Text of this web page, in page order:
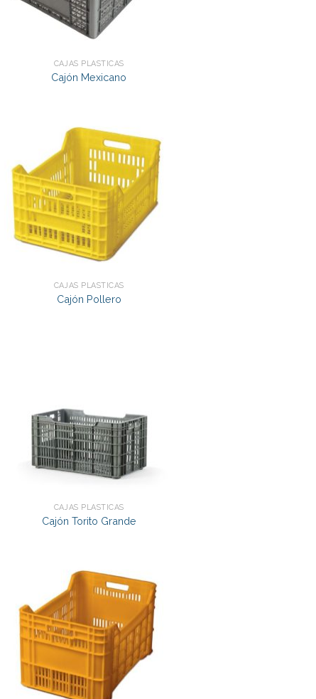
CAJAS PLÁSTICAS
Cajón Mexicano
CAJAS PLÁSTICAS
Cajón Pollero
CAJAS PLÁSTICAS
Cajón Torito Grande